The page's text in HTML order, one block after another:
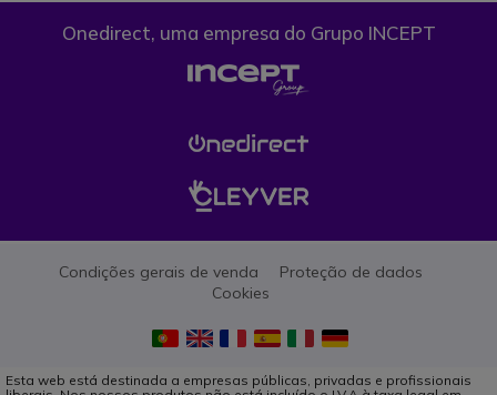
Onedirect, uma empresa do Grupo INCEPT
Condições gerais de venda
Proteção de dados
Cookies
Esta web está destinada a empresas públicas, privadas e profissionais